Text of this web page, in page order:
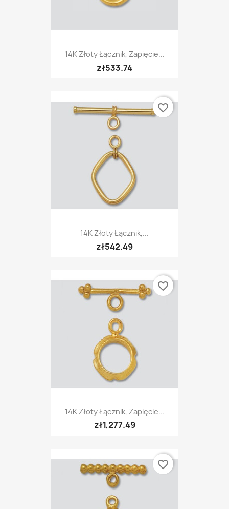
14K Złoty Łącznik, Zapięcie...
zł533.74
14K Złoty Łącznik,...
zł542.49
favorite_border
14K Złoty Łącznik, Zapięcie...
zł1,277.49
favorite_border
favorite_border